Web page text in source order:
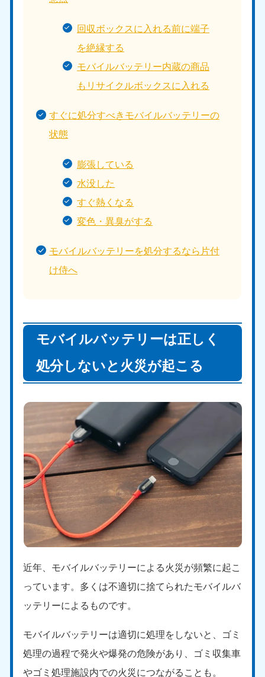
回収ボックスに入れる前に端子
を絶縁する
モバイルバッテリー内蔵の商品
もリサイクルボックスに入れる
すぐに処分すべきモバイルバッテリーの
状態
膨張している
水没した
すぐ熱くなる
変色・異臭がする
モバイルバッテリーを処分するなら片付
け侍へ
モバイルバッテリーは正しく
処分しないと火災が起こる
近年、モバイルバッテリーによる火災が頻繁に起こ
っています。多くは不適切に捨てられたモバイルバ
ッテリーによるものです。
モバイルバッテリーは適切に処理をしないと、ゴミ
処理の過程で発火や爆発の危険があり、ゴミ収集車
やゴミ処理施設内での火災につながることも。